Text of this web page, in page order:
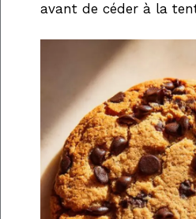
avant de céder à la